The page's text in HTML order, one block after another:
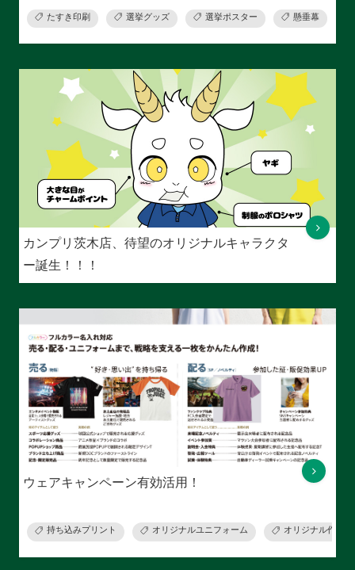
たすき印刷 選挙グッズ 選挙ポスター 懸垂幕
カンプリ茨木店、待望のオリジナルキャラクタ
ー誕生！！！
ウェアキャンペーン有効活用！
持ち込みプリント オリジナルユニフォーム オリジナル作業着